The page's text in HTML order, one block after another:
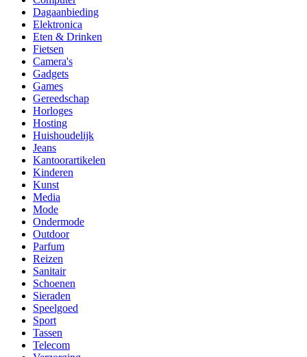
Dagaanbieding
Elektronica
Eten & Drinken
Fietsen
Camera's
Gadgets
Games
Gereedschap
Horloges
Hosting
Huishoudelijk
Jeans
Kantoorartikelen
Kinderen
Kunst
Media
Mode
Ondermode
Outdoor
Parfum
Reizen
Sanitair
Schoenen
Sieraden
Speelgoed
Sport
Tassen
Telecom